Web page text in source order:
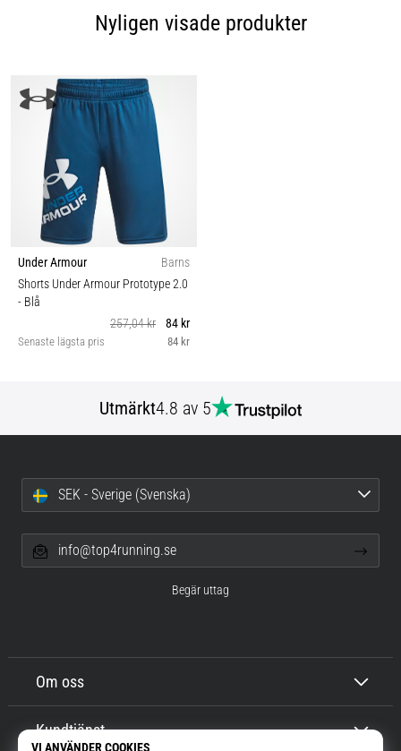
Nyligen visade produkter
Under Armour
Barns
Shorts Under Armour Prototype 2.0
- Blå
257,04 kr
84 kr
Senaste lägsta pris 84 kr
Utmärkt4.8 av 5
Om oss
Kundtjänst
SEK - Sverige (Svenska)
info@top4running.se
Begär uttag